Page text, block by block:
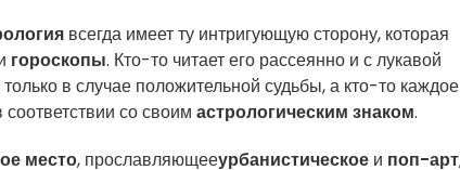
всегда имеет ту интригующую сторону, которая
гороскопы. Кто-то читает его рассеянно и с лукавой
в случае положительной судьбы, а кто-то каждое
со своим астрологическим знаком.
место, прославляющееурбанистическое и поп-арт